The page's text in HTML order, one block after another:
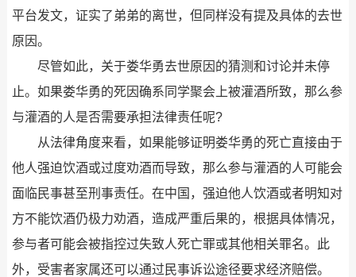
平台发文，证实了弟弟的离世，但同样没有提及具体的去世
原因。
尽管如此，关于娄华勇去世原因的猜测和讨论并未停
止。如果娄华勇的死因确系同学聚会上被灌酒所致，那么参
与灌酒的人是否需要承担法律责任呢?
从法律角度来看，如果能够证明娄华勇的死亡直接由于
他人强迫饮酒或过度劝酒而导致，那么参与灌酒的人可能会
面临民事甚至刑事责任。在中国，强迫他人饮酒或者明知对
方不能饮酒仍极力劝酒，造成严重后果的，根据具体情况，
参与者可能会被指控过失致人死亡罪或其他相关罪名。此
外，受害者家属还可以通过民事诉讼途径要求经济赔偿。